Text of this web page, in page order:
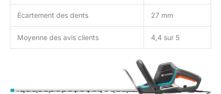
Écartement des dents 27 mm
Moyenne des avis clients 4,4 sur 5